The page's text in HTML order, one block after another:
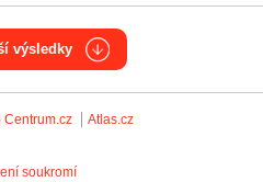
výsledky
Centrum.cz Atlas.cz
soukromí